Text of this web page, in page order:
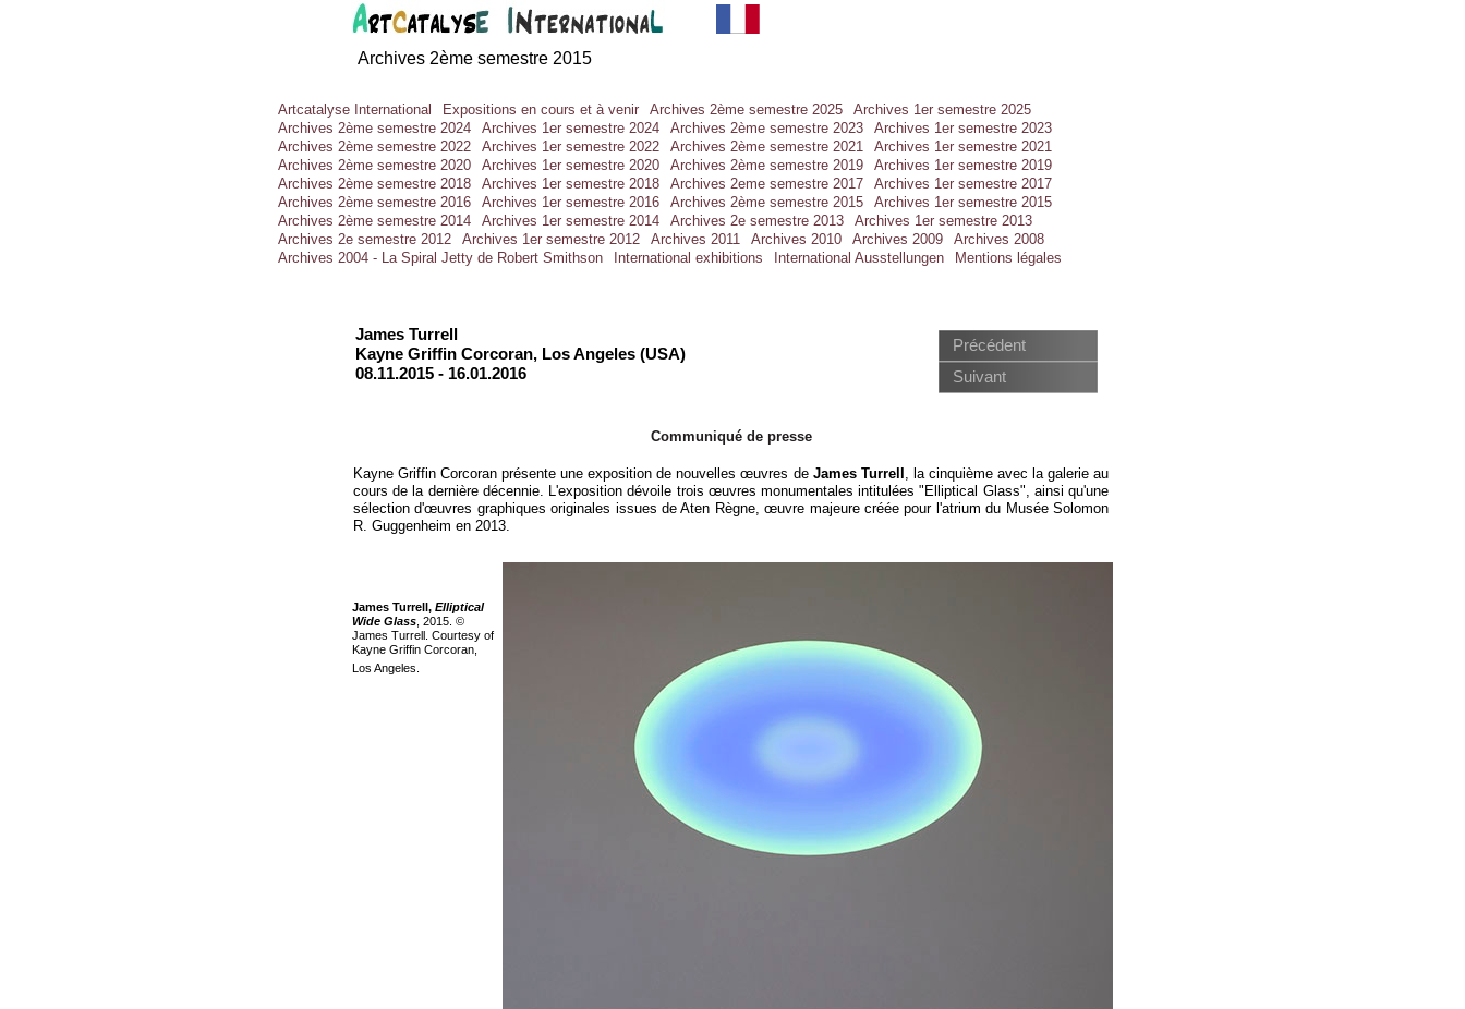
James Turrell
Kayne Griffin Corcoran, Los Angeles (USA)
08.11.2015 - 16.01.2016
Précédent
Suivant
Communiqué de presse
Kayne Griffin Corcoran présente une exposition de nouvelles œuvres de James Turrell , la cinquième avec la galerie au
cours de la dernière décennie. L'exposition dévoile trois œuvres monumentales intitulées "Elliptical Glass", ainsi qu'une
sélection d'œuvres graphiques originales issues de Aten Règne, œuvre majeure créée pour l'atrium du Musée Solomon
R. Guggenheim en 2013.
James Turrell, Elliptical
Wide Glass , 2015. ©
James Turrell. Courtesy of
Kayne Griffin Corcoran,
Los Angeles.
Archives 2ème semestre 2015
Artcatalyse International Expositions en cours et à venir Archives 2ème semestre 2025
Archives 1er semestre 2025
Archives 2ème semestre 2024
Archives 1er semestre 2024 Archives 2ème semestre 2023
Archives 1er semestre 2023
Archives 2ème semestre 2022
Archives 1er semestre 2022 Archives 2ème semestre 2021
Archives 1er semestre 2021
Archives 2ème semestre 2020
Archives 1er semestre 2020 Archives 2ème semestre 2019
Archives 1er semestre 2019
Archives 2ème semestre 2018
Archives 1er semestre 2018 Archives 2eme semestre 2017
Archives 1er semestre 2017
Archives 2ème semestre 2016
Archives 1er semestre 2016 Archives 2ème semestre 2015
Archives 1er semestre 2015
Archives 2ème semestre 2014
Archives 1er semestre 2014 Archives 2e semestre 2013
Archives 1er semestre 2013
Archives 2e semestre 2012
Archives 1er semestre 2012 Archives 2011 Archives 2010 Archives 2009
Archives 2008
Archives 2004 - La Spiral Jetty de Robert Smithson
International exhibitions International Ausstellungen Mentions légales